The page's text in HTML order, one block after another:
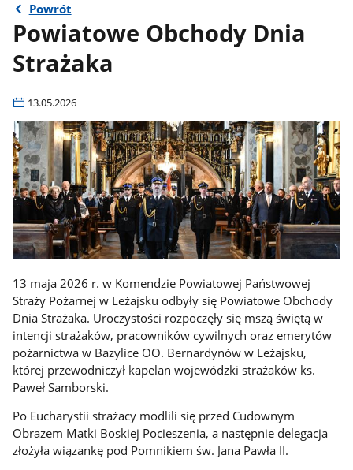
Powrót
Powiatowe Obchody Dnia
Strażaka
13.05.2026
13 maja 2026 r. w Komendzie Powiatowej Państwowej
Straży Pożarnej w Leżajsku odbyły się Powiatowe Obchody
Dnia Strażaka. Uroczystości rozpoczęły się mszą świętą w
intencji strażaków, pracowników cywilnych oraz emerytów
pożarnictwa w Bazylice OO. Bernardynów w Leżajsku,
której przewodniczył kapelan wojewódzki strażaków ks.
Paweł Samborski.
Po Eucharystii strażacy modlili się przed Cudownym
Obrazem Matki Boskiej Pocieszenia, a następnie delegacja
złożyła wiązankę pod Pomnikiem św. Jana Pawła II.